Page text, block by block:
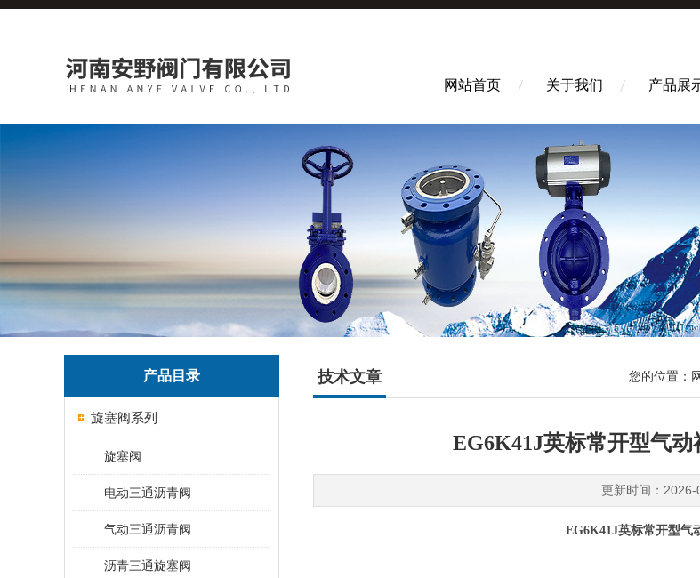
网站首页 关于我们 产品展
产品目录
旋塞阀系列
旋塞阀
电动三通沥青阀
气动三通沥青阀
沥青三通旋塞阀
技术文章 您的位置：
EG6K41J英标常开型气
更新时间：
EG6K41J英标常开型气